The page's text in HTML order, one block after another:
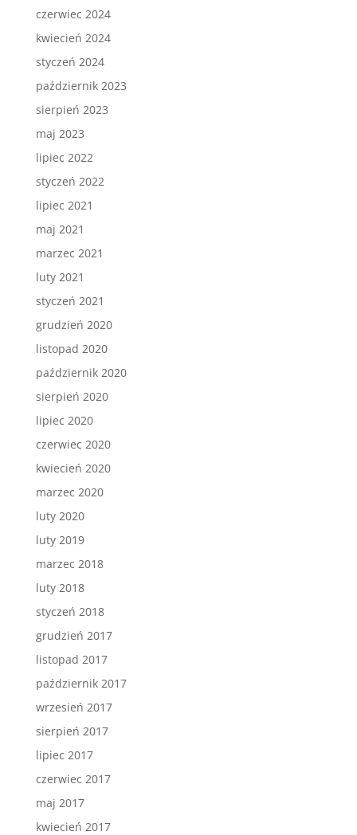
czerwiec 2024
kwiecień 2024
styczeń 2024
październik 2023
sierpień 2023
maj 2023
lipiec 2022
styczeń 2022
lipiec 2021
maj 2021
marzec 2021
luty 2021
styczeń 2021
grudzień 2020
listopad 2020
październik 2020
sierpień 2020
lipiec 2020
czerwiec 2020
kwiecień 2020
marzec 2020
luty 2020
luty 2019
marzec 2018
luty 2018
styczeń 2018
grudzień 2017
listopad 2017
październik 2017
wrzesień 2017
sierpień 2017
lipiec 2017
czerwiec 2017
maj 2017
kwiecień 2017